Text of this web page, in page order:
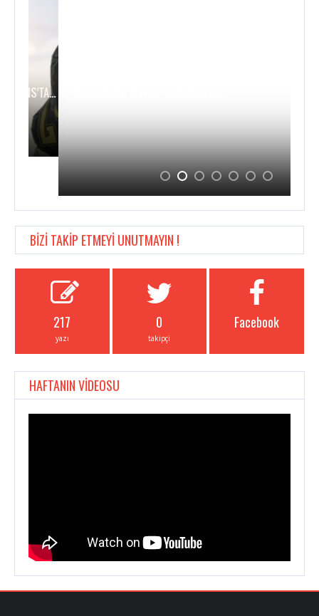
JUST DANCE WORLD CUP 2018’DE…
BİZİ TAKİP ETMEYİ UNUTMAYIN !
217
yazı
0
takipçi
Facebook
HAFTANIN VİDEOSU